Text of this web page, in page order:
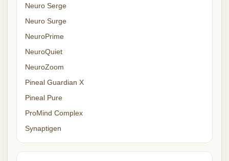
Neuro Serge
Neuro Surge
NeuroPrime
NeuroQuiet
NeuroZoom
Pineal Guardian X
Pineal Pure
ProMind Complex
Synaptigen